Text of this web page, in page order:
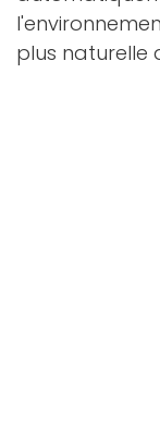
plus naturelle